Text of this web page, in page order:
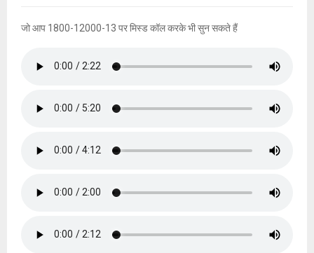
o
C
जो आप 1800-12000-13 पर मिस्ड कॉल करके भी सुन सकते हैं